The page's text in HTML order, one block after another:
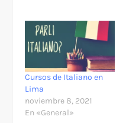
Cursos de Italiano en
Lima
noviembre 8, 2021
En «General»